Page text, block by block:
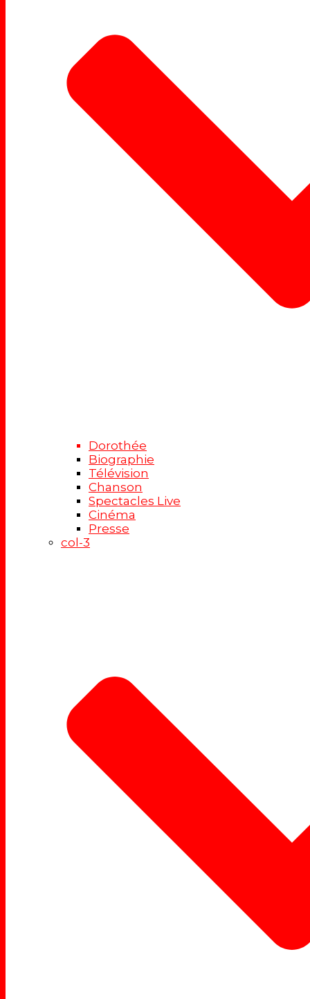
Dorothée
Biographie
Télévision
Chanson
Spectacles Live
Cinéma
Presse
col-3